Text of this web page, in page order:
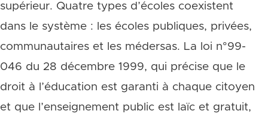
supérieur. Quatre types d’écoles coexistent
dans le système : les écoles publiques, privées,
communautaires et les médersas. La loi n°99-
046 du 28 décembre 1999, qui précise que le
droit à l’éducation est garanti à chaque citoyen
et que l’enseignement public est laïc et gratuit,